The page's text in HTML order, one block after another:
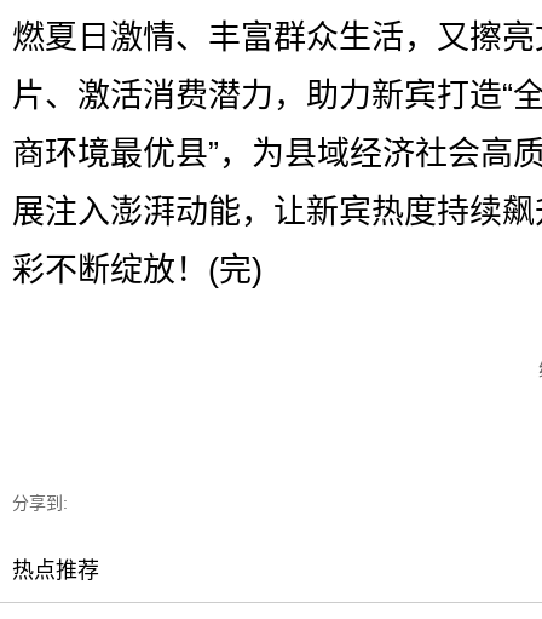
燃夏日激情、丰富群众生活，又擦
片、激活消费潜力，助力新宾打造“
商环境最优县”，为县域经济社会高
展注入澎湃动能，让新宾热度持续
彩不断绽放！(完)
分享到:
热点推荐